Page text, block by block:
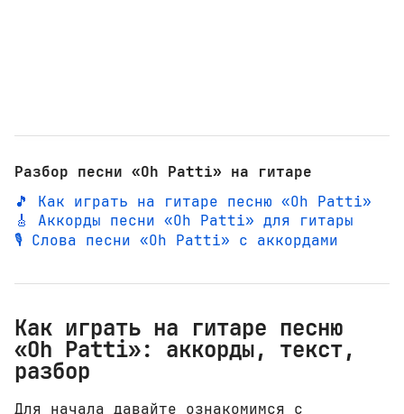
Разбор песни «Oh Patti» на гитаре
🎵 Как играть на гитаре песню «Oh Patti»
🎸 Аккорды песни «Oh Patti» для гитары
🎙️ Слова песни «Oh Patti» с аккордами
Как играть на гитаре песню
«Oh Patti»: аккорды, текст,
разбор
Для начала давайте ознакомимся с